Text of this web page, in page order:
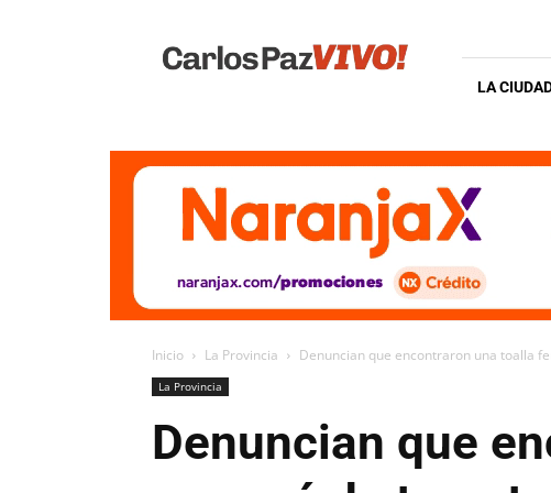
Vivo
LA
Inicio La Provincia Denuncian que encontraron una toalla
La Provincia
Denuncian que